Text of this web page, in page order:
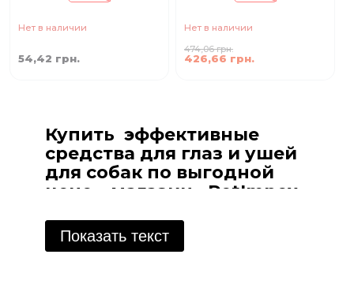
Нет в наличии
54,42 грн.
Нет в наличии
474,06 грн.
426,66 грн.
Купить эффективные
средства для глаз и ушей
для собак по выгодной
цене – магазин «PetImpex»
Забота о здоровье питомца включает не
только правильное питание и физическую
активность, но и уход за его глазами и ушами.
Показать текст